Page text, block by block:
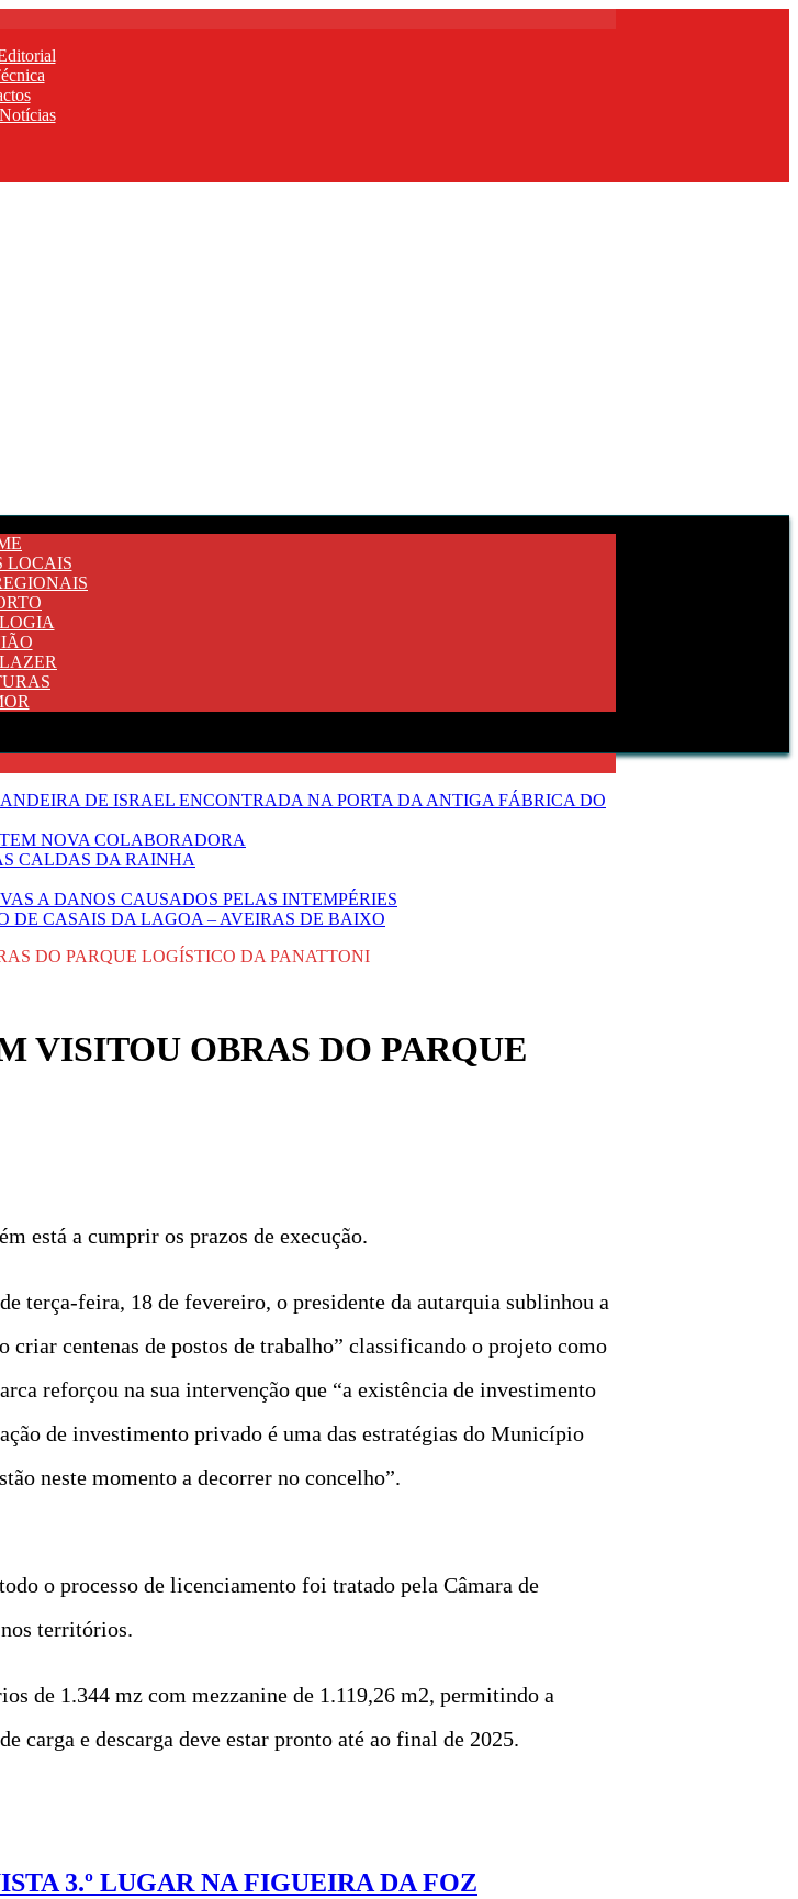
LOCAIS
DE ISRAEL ENCONTRADA NA PORTA DA ANTIGA FÁBRICA DO
NOVA COLABORADORA
CALDAS DA RAINHA
A DANOS CAUSADOS PELAS INTEMPÉRIES
DE CASAIS DA LAGOA – AVEIRAS DE BAIXO
DO PARQUE LOGÍSTICO DA PANATTONI
VISITOU OBRAS DO PARQUE
está a cumprir os prazos de execução.
terça-feira, 18 de fevereiro, o presidente da autarquia sublinhou a
centenas de postos de trabalho” classificando o projeto como
reforçou na sua intervenção que “a existência de investimento
de investimento privado é uma das estratégias do Município
neste momento a decorrer no concelho”.
o processo de licenciamento foi tratado pela Câmara de
nos territórios.
de 1.344 mz com mezzanine de 1.119,26 m2, permitindo a
carga e descarga deve estar pronto até ao final de 2025.
3.º LUGAR NA FIGUEIRA DA FOZ